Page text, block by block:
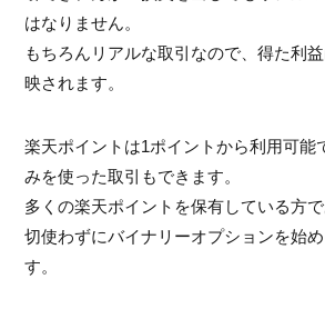
はなりません。
もちろんリアルな取引なので、得た利
映されます。
楽天ポイントは1ポイントから利用可能
みを使った取引もできます。
多くの楽天ポイントを保有している方
切使わずにバイナリーオプションを始
す。